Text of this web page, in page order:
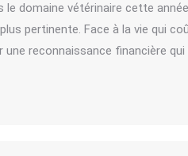
domaine vétérinaire cette
pertinente. Face à la vie qui
une reconnaissance financière